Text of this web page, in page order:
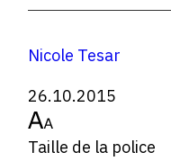
Nicole Tesar
26.10.2015
Taille de la police